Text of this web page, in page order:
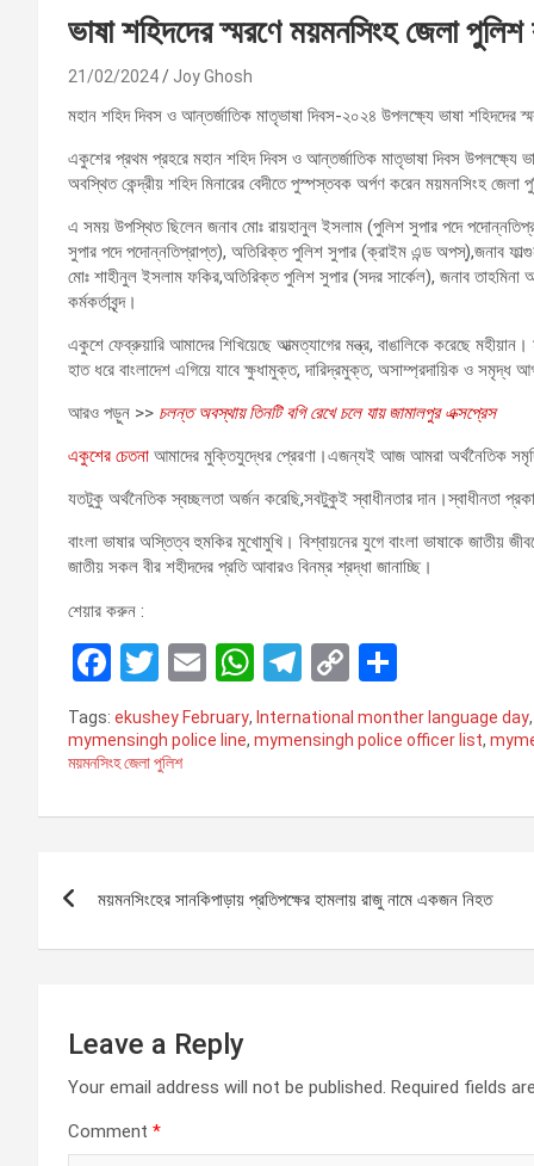
ভাষা শহিদদের স্মরণে ময়মনসিংহ জেলা
21/02/2024 Joy Ghosh
মহান শহিদ দিবস ও আন্তর্জাতিক মাতৃভাষা দিবস-২০২৪ উপলক্ষ্যে ভাষা শহিদদের
একুশের প্রথম প্রহরে মহান শহিদ দিবস ও আন্তর্জাতিক মাতৃভাষা দিবস উপলক্ষ্যে
অবস্থিত কেন্দ্রীয় শহিদ মিনারের বেদীতে পুস্পস্তবক অর্পণ করেন ময়মনসিংহ
এ সময় উপস্থিত ছিলেন জনাব মোঃ রায়হানুল ইসলাম (পুলিশ সুপার পদে
সুপার পদে পদোন্নতিপ্রাপ্ত), অতিরিক্ত পুলিশ সুপার (ক্রাইম এন্ড অপস্),জনাব
মোঃ শাহীনুল ইসলাম ফকির,অতিরিক্ত পুলিশ সুপার (সদর সার্কেল), জনাব
কর্মকর্তাবৃন্দ।
একুশে ফেব্রুয়ারি আমাদের শিখিয়েছে আত্মত্যাগের মন্ত্র, বাঙালিকে করেছে
হাত ধরে বাংলাদেশ এগিয়ে যাবে ক্ষুধামুক্ত, দারিদ্রমুক্ত, অসাম্প্রদায়িক ও সমৃদ্ধ
আরও পড়ুন >> চলন্ত অবস্থায় তিনটি বগি রেখে চলে যায় জামালপুর এক্সপ্রেস
একুশের চেতনা আমাদের মুক্তিযুদ্ধের প্রেরণা।এজন্যই আজ আমরা অর্থনৈতিক
যতটুকু অর্থনৈতিক স্বচ্ছলতা অর্জন করেছি,সবটুকুই স্বাধীনতার দান।স্বাধীনতা
বাংলা ভাষার অস্তিত্ব হুমকির মুখোমুখি। বিশ্বায়নের যুগে বাংলা ভাষাকে জাতীয়
জাতীয় সকল বীর শহীদদের প্রতি আবারও বিনম্র শ্রদ্ধা জানাচ্ছি।
শেয়ার করুন :
F
a
ce
b
o
k
T
wi
tt
er
E
ail
W
h
at
A
p
T
el
e
a
C
o
py
n
h
ar
Tags: ekushey February, International monther language day,
mymensingh police line, mymensingh police officer list,
ময়মনসিংহ জেলা পুলিশ
ময়মনসিংহের সানকিপাড়ায় প্রতিপক্ষের হামলায় রাজু নামে একজন নিহত
Leave a Reply
Your email address will not be published. Required fields
Comment *